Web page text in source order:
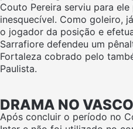
Couto Pereira serviu para
inesquecível. Como goleiro,
o jogador da posição e
Sarrafiore defendeu um
Fortaleza cobrado pelo
Paulista.
DRAMA NO VASCO
Após concluir o período no